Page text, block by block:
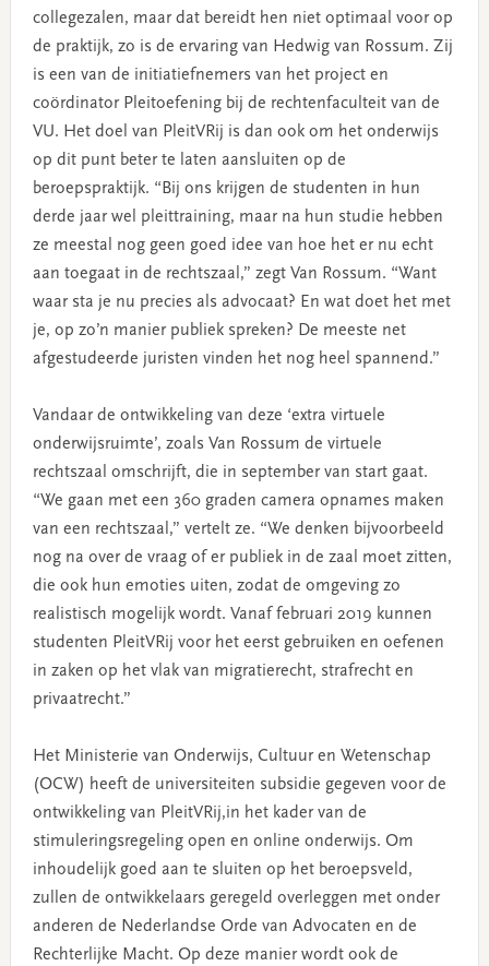
collegezalen, maar dat bereidt hen niet optimaal voor op
de praktijk, zo is de ervaring van Hedwig van Rossum. Zij
is een van de initiatiefnemers van het project en
coördinator Pleitoefening bij de rechtenfaculteit van de
VU. Het doel van PleitVRij is dan ook om het onderwijs
op dit punt beter te laten aansluiten op de
beroepspraktijk. “Bij ons krijgen de studenten in hun
derde jaar wel pleittraining, maar na hun studie hebben
ze meestal nog geen goed idee van hoe het er nu echt
aan toegaat in de rechtszaal,” zegt Van Rossum. “Want
waar sta je nu precies als advocaat? En wat doet het met
je, op zo’n manier publiek spreken? De meeste net
afgestudeerde juristen vinden het nog heel spannend.”
Vandaar de ontwikkeling van deze ‘extra virtuele
onderwijsruimte’, zoals Van Rossum de virtuele
rechtszaal omschrijft, die in september van start gaat.
“We gaan met een 360 graden camera opnames maken
van een rechtszaal,” vertelt ze. “We denken bijvoorbeeld
nog na over de vraag of er publiek in de zaal moet zitten,
die ook hun emoties uiten, zodat de omgeving zo
realistisch mogelijk wordt. Vanaf februari 2019 kunnen
studenten PleitVRij voor het eerst gebruiken en oefenen
in zaken op het vlak van migratierecht, strafrecht en
privaatrecht.”
Het Ministerie van Onderwijs, Cultuur en Wetenschap
(OCW) heeft de universiteiten subsidie gegeven voor de
ontwikkeling van PleitVRij,in het kader van de
stimuleringsregeling open en online onderwijs. Om
inhoudelijk goed aan te sluiten op het beroepsveld,
zullen de ontwikkelaars geregeld overleggen met onder
anderen de Nederlandse Orde van Advocaten en de
Rechterlijke Macht. Op deze manier wordt ook de